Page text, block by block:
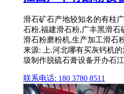
滑石矿石产地较知名的有桂
石粉,福建滑石粉,广丰黑滑石
滑石粉磨粉机,生产加工滑石
来源: 上.河北哪有买灰钙机
圾制作脱硫石膏设备开办石
联系电话: 180 3780 8511